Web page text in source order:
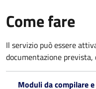
Come fare
Il servizio può essere
documentazione
Moduli da compilare